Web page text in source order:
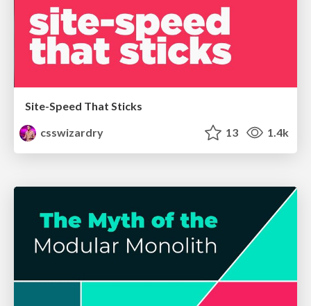
Site-Speed That Sticks
csswizardry
13 1.4k